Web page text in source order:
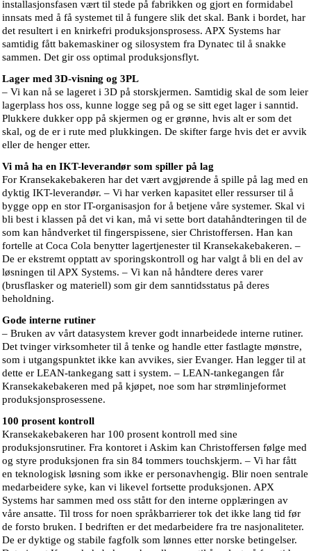
installasjonsfasen vært til stede på fabrikken og gjort en formidabel
innsats med å få systemet til å fungere slik det skal. Bank i bordet, har
det resultert i en knirkefri produksjonsprosess. APX Systems har
samtidig fått bakemaskiner og silosystem fra Dynatec til å snakke
sammen. Det gir oss optimal produksjonsflyt.
Lager med 3D-visning og 3PL
– Vi kan nå se lageret i 3D på storskjermen. Samtidig skal de som leier
lagerplass hos oss, kunne logge seg på og se sitt eget lager i sanntid.
Plukkere dukker opp på skjermen og er grønne, hvis alt er som det
skal, og de er i rute med plukkingen. De skifter farge hvis det er avvik
eller de henger etter.
Vi må ha en IKT-leverandør som spiller på lag
For Kransekakebakeren har det vært avgjørende å spille på lag med en
dyktig IKT-leverandør. – Vi har verken kapasitet eller ressurser til å
bygge opp en stor IT-organisasjon for å betjene våre systemer. Skal vi
bli best i klassen på det vi kan, må vi sette bort datahåndteringen til de
som kan håndverket til fingerspissene, sier Christoffersen. Han kan
fortelle at Coca Cola benytter lagertjenester til Kransekakebakeren. –
De er ekstremt opptatt av sporingskontroll og har valgt å bli en del av
løsningen til APX Systems. – Vi kan nå håndtere deres varer
(brusflasker og materiell) som gir dem sanntidsstatus på deres
beholdning.
Gode interne rutiner
– Bruken av vårt datasystem krever godt innarbeidede interne rutiner.
Det tvinger virksomheter til å tenke og handle etter fastlagte mønstre,
som i utgangspunktet ikke kan avvikes, sier Evanger. Han legger til at
dette er LEAN-tankegang satt i system. – LEAN-tankegangen får
Kransekakebakeren med på kjøpet, noe som har strømlinjeformet
produksjonsprosessene.
100 prosent kontroll
Kransekakebakeren har 100 prosent kontroll med sine
produksjonsrutiner. Fra kontoret i Askim kan Christoffersen følge med
og styre produksjonen fra sin 84 tommers touchskjerm. – Vi har fått
en teknologisk løsning som ikke er personavhengig. Blir noen sentrale
medarbeidere syke, kan vi likevel fortsette produksjonen. APX
Systems har sammen med oss stått for den interne opplæringen av
våre ansatte. Til tross for noen språkbarrierer tok det ikke lang tid før
de forsto bruken. I bedriften er det medarbeidere fra tre nasjonaliteter.
De er dyktige og stabile fagfolk som lønnes etter norske betingelser.